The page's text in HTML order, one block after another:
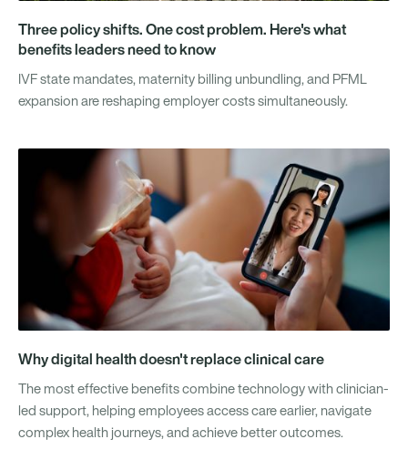
Three policy shifts. One cost problem. Here's what
benefits leaders need to know
IVF state mandates, maternity billing unbundling, and PFML
expansion are reshaping employer costs simultaneously.
Why digital health doesn't replace clinical care
The most effective benefits combine technology with clinician-
led support, helping employees access care earlier, navigate
complex health journeys, and achieve better outcomes.